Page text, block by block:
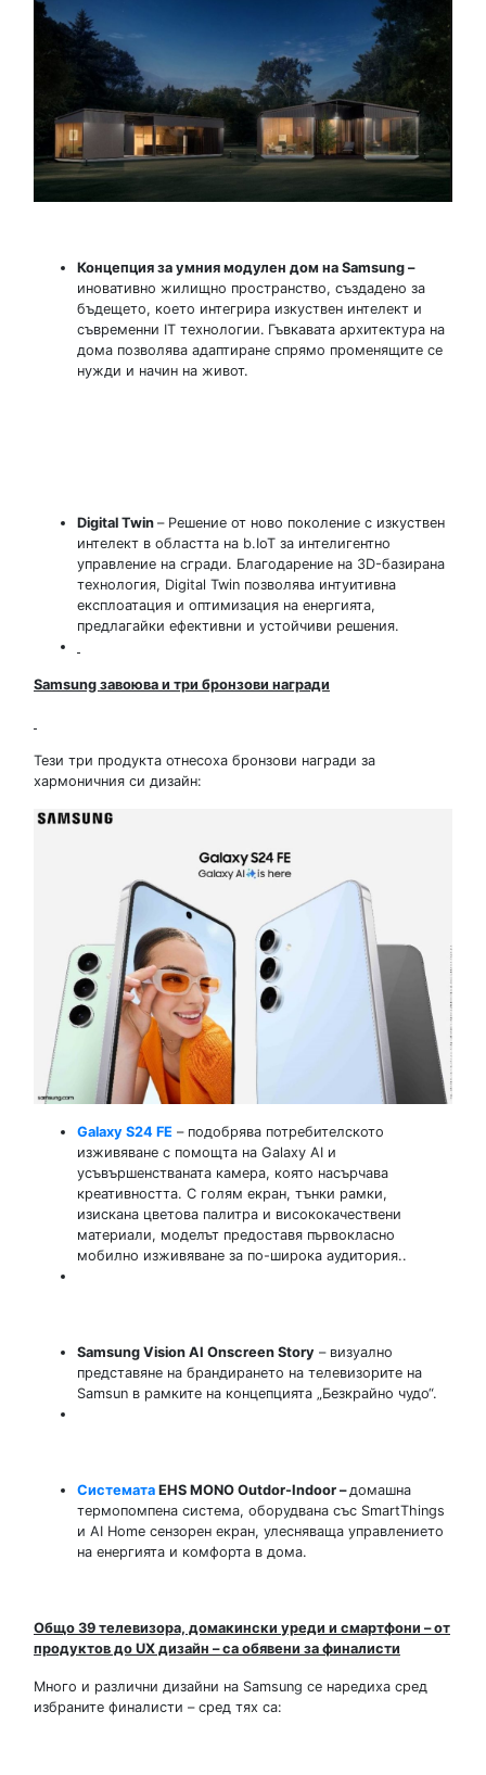
Концепция за умния модулен дом на Samsung –
иновативно жилищно пространство, създадено за
бъдещето, което интегрира изкуствен интелект и
съвременни IT технологии. Гъвкавата архитектура на
дома позволява адаптиране спрямо променящите се
нужди и начин на живот.
Digital Twin – Решение от ново поколение с изкуствен
интелект в областта на b.IoT за интелигентно
управление на сгради. Благодарение на 3D-базирана
технология, Digital Twin позволява интуитивна
експлоатация и оптимизация на енергията,
предлагайки ефективни и устойчиви решения.
Samsung завоюва и три бронзови награди
Тези три продукта отнесоха бронзови награди за
хармоничния си дизайн:
Galaxy S24 FE – подобрява потребителското
изживяване с помощта на Galaxy AI и
усъвършенстваната камера, която насърчава
креативността. С голям екран, тънки рамки,
изискана цветова палитра и висококачествени
материали, моделът предоставя първокласно
мобилно изживяване за по-широка аудитория..
Samsung Vision AI Onscreen Story – визуално
представяне на брандирането на телевизорите на
Samsun в рамките на концепцията „Безкрайно чудо“.
Системата EHS MONO Outdor-Indoor –домашна
термопомпена система, оборудвана със SmartThings
и AI Home сензорен екран, улесняваща управлението
на енергията и комфорта в дома.
Общо 39 телевизора, домакински уреди и смартфони – от
продуктов до UX дизайн – са обявени за финалисти
Много и различни дизайни на Samsung се наредиха сред
избраните финалисти – сред тях са: